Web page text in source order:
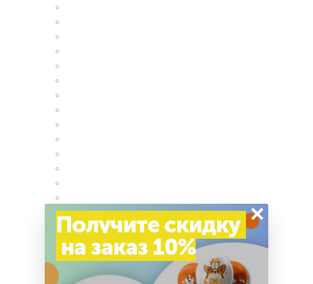
Получите скидку
на заказ 10%
×